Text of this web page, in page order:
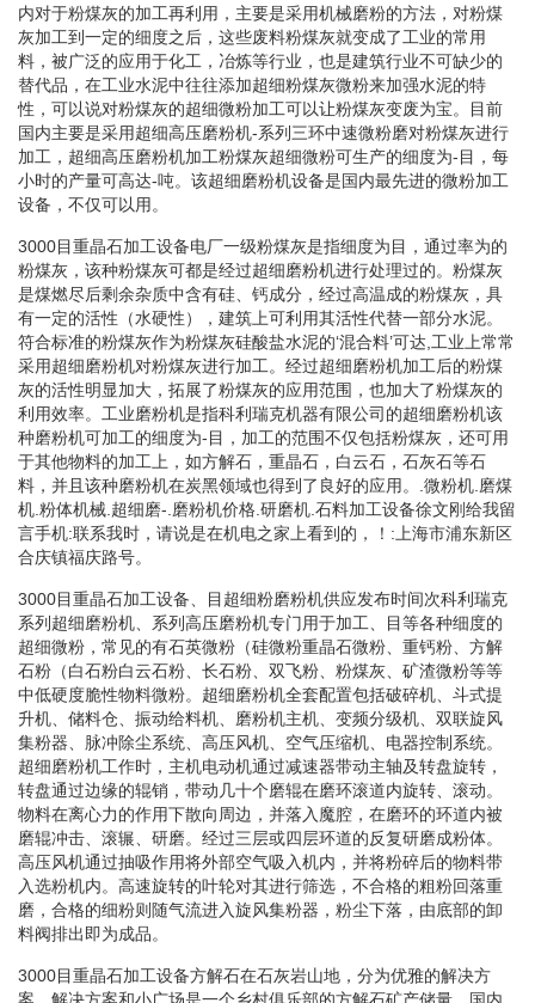
内对于粉煤灰的加工再利用，主要是采用机械磨粉的方法，对粉煤
灰加工到一定的细度之后，这些废料粉煤灰就变成了工业的常用
料，被广泛的应用于化工，冶炼等行业，也是建筑行业不可缺少的
替代品，在工业水泥中往往添加超细粉煤灰微粉来加强水泥的特
性，可以说对粉煤灰的超细微粉加工可以让粉煤灰变废为宝。目前
国内主要是采用超细高压磨粉机-系列三环中速微粉磨对粉煤灰进行
加工，超细高压磨粉机加工粉煤灰超细微粉可生产的细度为-目，每
小时的产量可高达-吨。该超细磨粉机设备是国内最先进的微粉加工
设备，不仅可以用。
3000目重晶石加工设备电厂一级粉煤灰是指细度为目，通过率为的
粉煤灰，该种粉煤灰可都是经过超细磨粉机进行处理过的。粉煤灰
是煤燃尽后剩余杂质中含有硅、钙成分，经过高温成的粉煤灰，具
有一定的活性（水硬性），建筑上可利用其活性代替一部分水泥。
符合标准的粉煤灰作为粉煤灰硅酸盐水泥的‘混合料’可达,工业上常常
采用超细磨粉机对粉煤灰进行加工。经过超细磨粉机加工后的粉煤
灰的活性明显加大，拓展了粉煤灰的应用范围，也加大了粉煤灰的
利用效率。工业磨粉机是指科利瑞克机器有限公司的超细磨粉机该
种磨粉机可加工的细度为-目，加工的范围不仅包括粉煤灰，还可用
于其他物料的加工上，如方解石，重晶石，白云石，石灰石等石
料，并且该种磨粉机在炭黑领域也得到了良好的应用。.微粉机.磨煤
机.粉体机械.超细磨-.磨粉机价格.研磨机.石料加工设备徐文刚给我留
言手机:联系我时，请说是在机电之家上看到的，！:上海市浦东新区
合庆镇福庆路号。
3000目重晶石加工设备、目超细粉磨粉机供应发布时间次科利瑞克
系列超细磨粉机、系列高压磨粉机专门用于加工、目等各种细度的
超细微粉，常见的有石英微粉（硅微粉重晶石微粉、重钙粉、方解
石粉（白石粉白云石粉、长石粉、双飞粉、粉煤灰、矿渣微粉等等
中低硬度脆性物料微粉。超细磨粉机全套配置包括破碎机、斗式提
升机、储料仓、振动给料机、磨粉机主机、变频分级机、双联旋风
集粉器、脉冲除尘系统、高压风机、空气压缩机、电器控制系统。
超细磨粉机工作时，主机电动机通过减速器带动主轴及转盘旋转，
转盘通过边缘的辊销，带动几十个磨辊在磨环滚道内旋转、滚动。
物料在离心力的作用下散向周边，并落入魔腔，在磨环的环道内被
磨辊冲击、滚辗、研磨。经过三层或四层环道的反复研磨成粉体。
高压风机通过抽吸作用将外部空气吸入机内，并将粉碎后的物料带
入选粉机内。高速旋转的叶轮对其进行筛选，不合格的粗粉回落重
磨，合格的细粉则随气流进入旋风集粉器，粉尘下落，由底部的卸
料阀排出即为成品。
3000目重晶石加工设备方解石在石灰岩山地，分为优雅的解决方